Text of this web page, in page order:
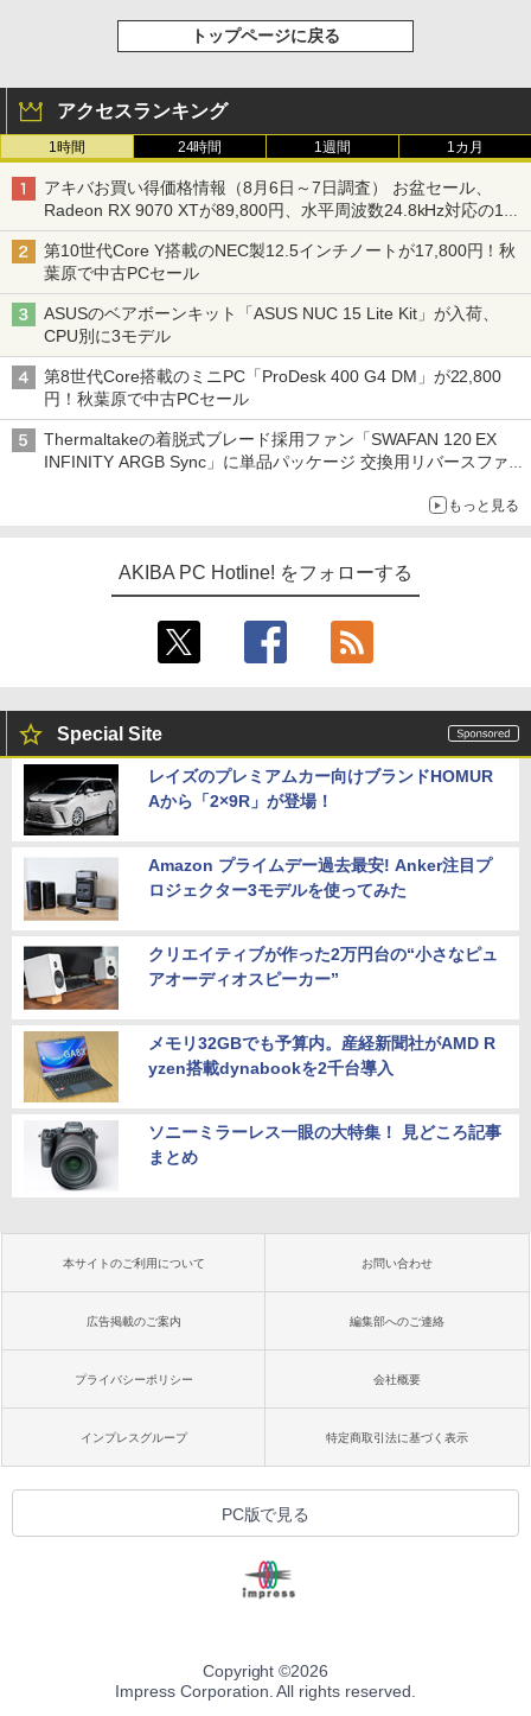
トップページに戻る
アクセスランキング
1時間 24時間 1週間 1カ月
アキバお買い得価格情報（8月6日～7日調査） お盆セール、
Radeon RX 9070 XTが89,800円、水平周波数24.8kHz対応の17
型モニターが9,801円、暑さ指数連動セール ほか
第10世代Core Y搭載のNEC製12.5インチノートが17,800円！秋
葉原で中古PCセール
ASUSのベアボーンキット「ASUS NUC 15 Lite Kit」が入荷、
CPU別に3モデル
第8世代Core搭載のミニPC「ProDesk 400 G4 DM」が22,800
円！秋葉原で中古PCセール
Thermaltakeの着脱式ブレード採用ファン「SWAFAN 120 EX
INFINITY ARGB Sync」に単品パッケージ 交換用リバースファ
もっと見る
AKIBA PC Hotline! をフォローする
Special Site
レイズのプレミアムカー向けブランドHOMUR
Aから「2×9R」が登場！
Amazon プライムデー過去最安! Anker注目プ
ロジェクター3モデルを使ってみた
クリエイティブが作った2万円台の“小さなピュ
アオーディオスピーカー”
メモリ32GBでも予算内。産経新聞社がAMD R
yzen搭載dynabookを2千台導入
ソニーミラーレス一眼の大特集！ 見どころ記事
まとめ
本サイトのご利用について お問い合わせ
広告掲載のご案内 編集部へのご連絡
プライバシーポリシー 会社概要
インプレスグループ 特定商取引法に基づく表示
PC版で見る
Copyright ©2026
Impress Corporation. All rights reserved.